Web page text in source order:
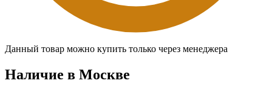
Данный товар можно купить только через менеджера
Наличие в Москвe